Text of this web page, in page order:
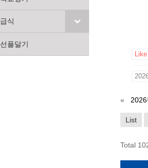
급식
선플달기
Like
«
List
Total